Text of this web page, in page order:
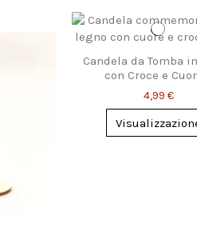
Candela da Tomba
con Croce e
Personalizzabile
4,99 €